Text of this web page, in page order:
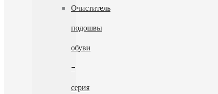
Очиститель
подошвы
обуви
-
серия